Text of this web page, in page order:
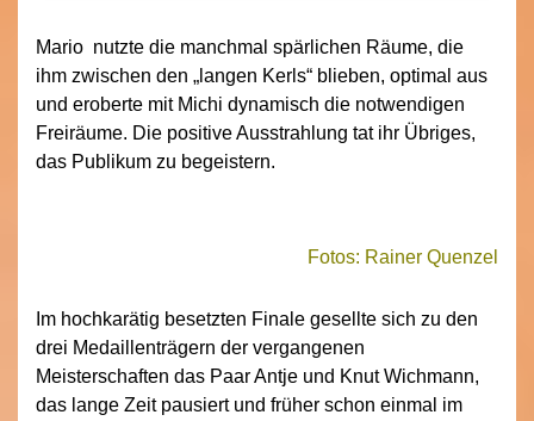
Mario nutzte die manchmal spärlichen Räume, die
ihm zwischen den „langen Kerls“ blieben, optimal aus
und eroberte mit Michi dynamisch die notwendigen
Freiräume. Die positive Ausstrahlung tat ihr Übriges,
das Publikum zu begeistern.
Fotos: Rainer Quenzel
Im hochkarätig besetzten Finale gesellte sich zu den
drei Medaillenträgern der vergangenen
Meisterschaften das Paar Antje und Knut Wichmann,
das lange Zeit pausiert und früher schon einmal im